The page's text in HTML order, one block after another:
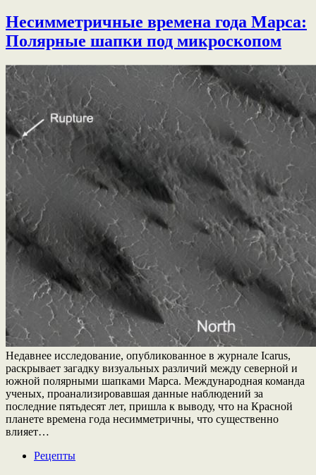
Несимметричные времена года Марса:
Полярные шапки под микроскопом
Недавнее исследование, опубликованное в журнале Icarus,
раскрывает загадку визуальных различий между северной и
южной полярными шапками Марса. Международная команда
ученых, проанализировавшая данные наблюдений за
последние пятьдесят лет, пришла к выводу, что на Красной
планете времена года несимметричны, что существенно
влияет…
Рецепты